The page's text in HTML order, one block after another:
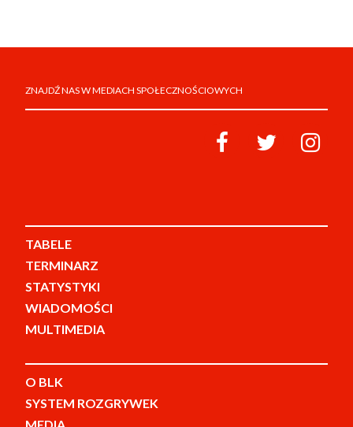
ZNAJDŹ NAS W MEDIACH SPOŁECZNOŚCIOWYCH
TABELE
TERMINARZ
STATYSTYKI
WIADOMOŚCI
MULTIMEDIA
O BLK
SYSTEM ROZGRYWEK
MEDIA